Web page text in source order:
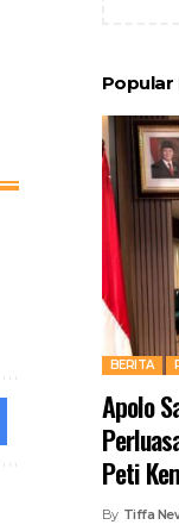
Popular
BERITA
Apolo
Peti
By Tiffa